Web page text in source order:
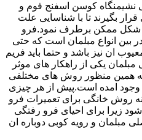
نشیمنگاه کوسن اسفنج فوم و
بگیرند تا با شناسایی علت
شکل ممکن برطرف نمود.فرو
بین انواع مبلمان است که حتی
ان نیز باشد و حتما باید فریم
یکی از راهکار های موثر
همین منظور روش های مختلفی
وجود امده است.پیش از هر چیزی
روش خانگی برای تعمیرات فرو
زیرا برای احیای فرو رفتگی
مبلمان و رویه کوبی دوباره ان